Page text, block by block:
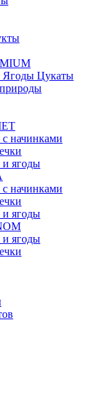
Ягоды Цукаты
начинками
ягоды
начинками
ягоды
ягоды